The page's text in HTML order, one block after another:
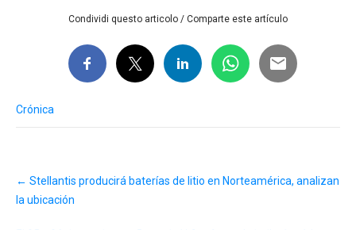
Condividi questo articolo / Comparte este artículo
Crónica
navigation
← Stellantis producirá baterías de litio en Norteamérica, analizan
la ubicación